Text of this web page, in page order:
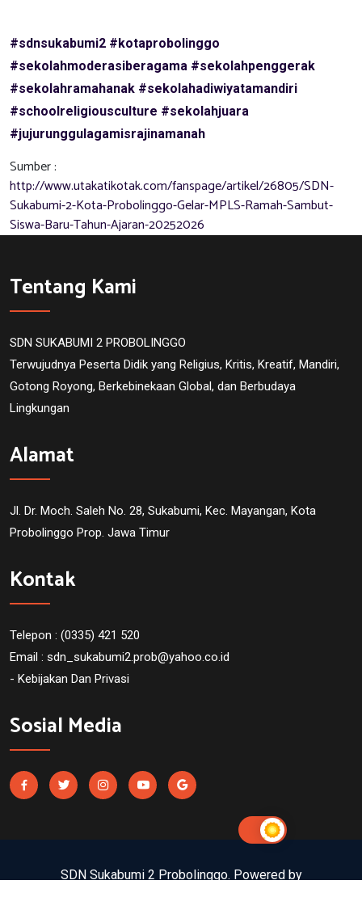
#sdnsukabumi2 #kotaprobolinggo
#sekolahmoderasiberagama #sekolahpenggerak
#sekolahramahanak #sekolahadiwiyatamandiri
#schoolreligiousculture #sekolahjuara
#jujurunggulagamisrajinamanah
Sumber :
http://www.utakatikotak.com/fanspage/artikel/26805/SDN-
Sukabumi-2-Kota-Probolinggo-Gelar-MPLS-Ramah-Sambut-
Siswa-Baru-Tahun-Ajaran-20252026
Tentang Kami
SDN SUKABUMI 2 PROBOLINGGO
Terwujudnya Peserta Didik yang Religius, Kritis, Kreatif, Mandiri,
Gotong Royong, Berkebinekaan Global, dan Berbudaya
Lingkungan
Alamat
Jl. Dr. Moch. Saleh No. 28, Sukabumi, Kec. Mayangan, Kota
Probolinggo Prop. Jawa Timur
Kontak
Telepon : (0335) 421 520
Email : sdn_sukabumi2.prob@yahoo.co.id
- Kebijakan Dan Privasi
Sosial Media
SDN Sukabumi 2 Probolinggo. Powered by